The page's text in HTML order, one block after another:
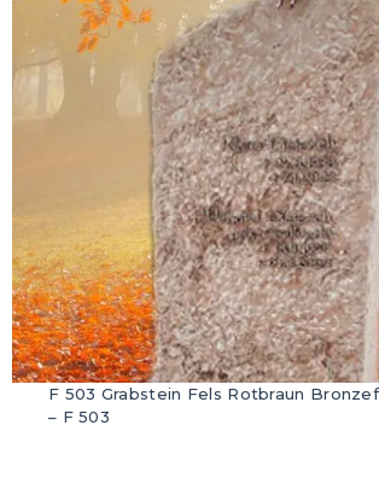
F 503 Grabstein Fels Rotbraun
– F 503